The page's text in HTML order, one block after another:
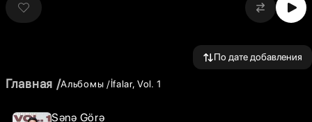
По дате добавления
Главная Альбомы İfalar, Vol. 1
Sənə Görə